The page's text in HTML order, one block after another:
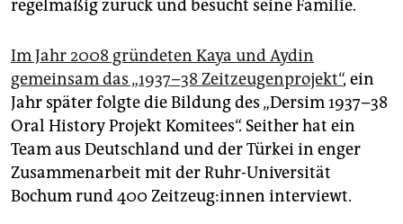
regelmäßig zurück und besucht seine Familie.
Im Jahr 2008 gründeten Kaya und Aydin
gemeinsam das „1937–38 Zeitzeugenprojekt“, ein
Jahr später folgte die Bildung des „Dersim 1937–38
Oral History Projekt Komitees“. Seither hat ein
Team aus Deutschland und der Türkei in enger
Zusammenarbeit mit der Ruhr-Universität
Bochum rund 400 Zeit­zeu­g:­in­nen interviewt.